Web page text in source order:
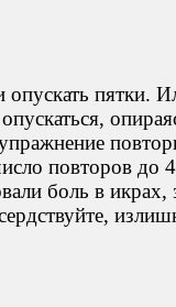
опускать пятки.
повторов до
боль в икрах,